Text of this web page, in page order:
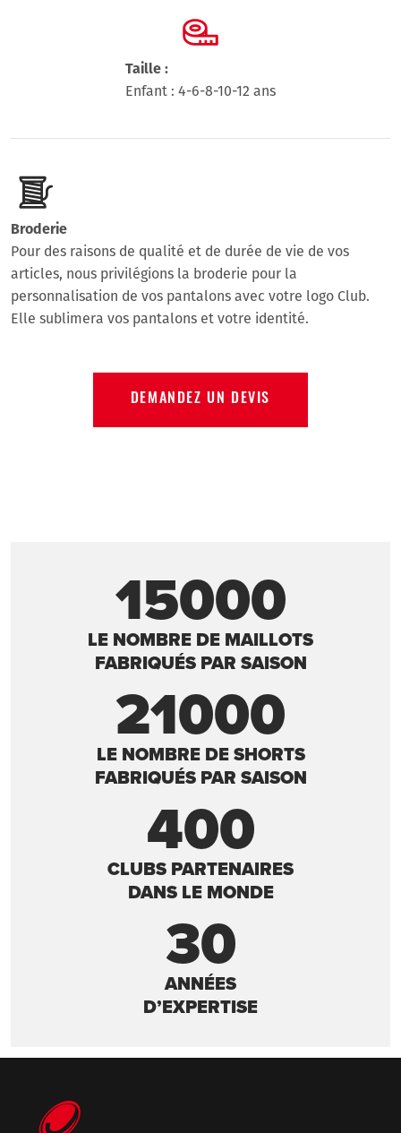
Taille :
Enfant : 4-6-8-10-12 ans
Broderie
Pour des raisons de qualité et de durée de vie de vos
articles, nous privilégions la broderie pour la
personnalisation de vos pantalons avec votre logo Club.
Elle sublimera vos pantalons et votre identité.
DEMANDEZ UN DEVIS
15000
LE NOMBRE DE MAILLOTS
FABRIQUÉS PAR SAISON
21000
LE NOMBRE DE SHORTS
FABRIQUÉS PAR SAISON
400
CLUBS PARTENAIRES
DANS LE MONDE
30
ANNÉES
D’EXPERTISE